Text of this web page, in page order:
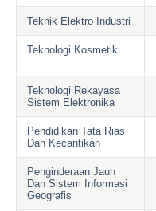
Teknik Elektro Industri
Teknologi Kosmetik
Teknologi Rekayasa
Sistem Elektronika
Pendidikan Tata Rias
Dan Kecantikan
Penginderaan Jauh
Dan Sistem Informasi
Geografis